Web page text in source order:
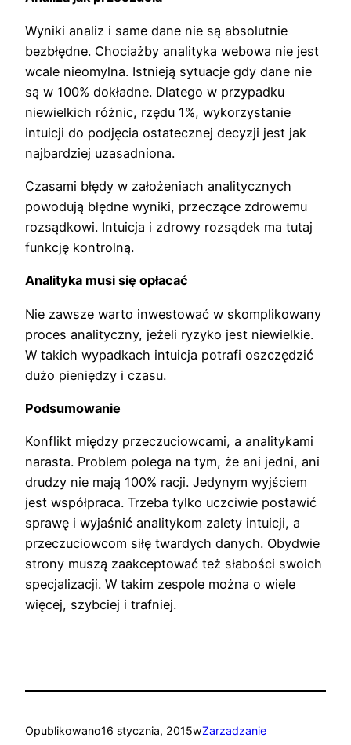
Wyniki analiz i same dane nie są absolutnie
bezbłędne. Chociażby analityka webowa nie jest
wcale nieomylna. Istnieją sytuacje gdy dane nie
są w 100% dokładne. Dlatego w przypadku
niewielkich różnic, rzędu 1%, wykorzystanie
intuicji do podjęcia ostatecznej decyzji jest jak
najbardziej uzasadniona.
Czasami błędy w założeniach analitycznych
powodują błędne wyniki, przeczące zdrowemu
rozsądkowi. Intuicja i zdrowy rozsądek ma tutaj
funkcję kontrolną.
Analityka musi się opłacać
Nie zawsze warto inwestować w skomplikowany
proces analityczny, jeżeli ryzyko jest niewielkie.
W takich wypadkach intuicja potrafi oszczędzić
dużo pieniędzy i czasu.
Podsumowanie
Konflikt między przeczuciowcami, a analitykami
narasta. Problem polega na tym, że ani jedni, ani
drudzy nie mają 100% racji. Jedynym wyjściem
jest współpraca. Trzeba tylko uczciwie postawić
sprawę i wyjaśnić analitykom zalety intuicji, a
przeczuciowcom siłę twardych danych. Obydwie
strony muszą zaakceptować też słabości swoich
specjalizacji. W takim zespole można o wiele
więcej, szybciej i trafniej.
Opublikowano16 stycznia, 2015wZarzadzanie